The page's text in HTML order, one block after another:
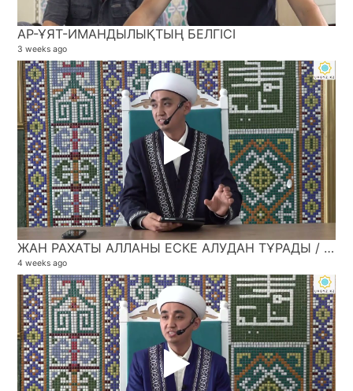
АР-ҰЯТ-ИМАНДЫЛЫҚТЫҢ БЕЛГІСІ
3 weeks ago
ЖАН РАХАТЫ АЛЛАНЫ ЕСКЕ АЛУДАН ТҰРАДЫ / Дәуренбек Қабибуллаұлы
4 weeks ago